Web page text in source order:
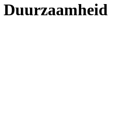
Duurzaamheid